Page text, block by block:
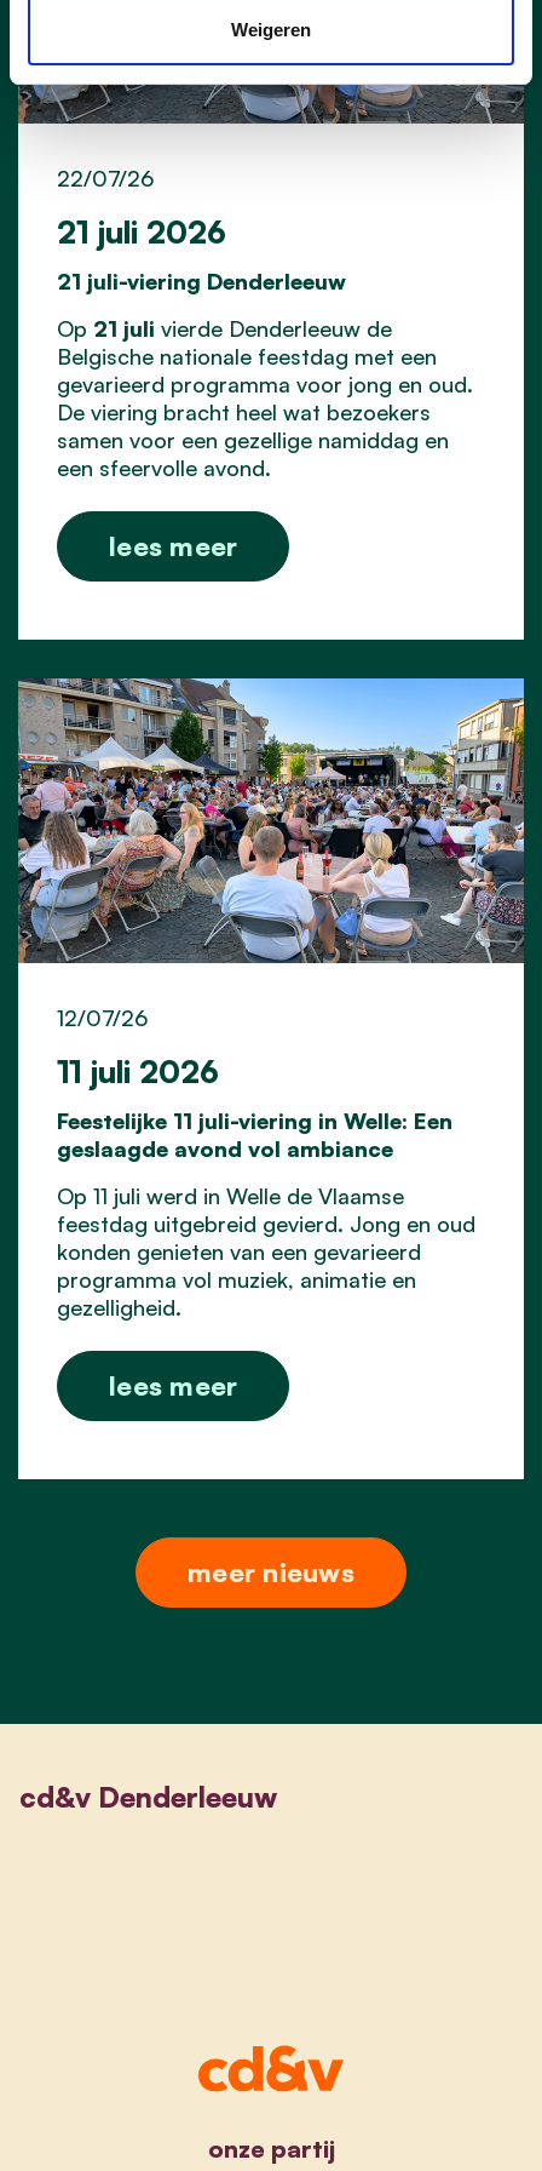
Weigeren
21 juli 2026
22/07/26
21 juli-viering Denderleeuw
Op 21 juli vierde Denderleeuw de
Belgische nationale feestdag met een
gevarieerd programma voor jong en oud.
De viering bracht heel wat bezoekers
samen voor een gezellige namiddag en
een sfeervolle avond.
lees meer
11 juli 2026
12/07/26
Feestelijke 11 juli-viering in Welle: Een
geslaagde avond vol ambiance
Op 11 juli werd in Welle de Vlaamse
feestdag uitgebreid gevierd. Jong en oud
konden genieten van een gevarieerd
programma vol muziek, animatie en
gezelligheid.
lees meer
meer nieuws
cd&v Denderleeuw
onze partij